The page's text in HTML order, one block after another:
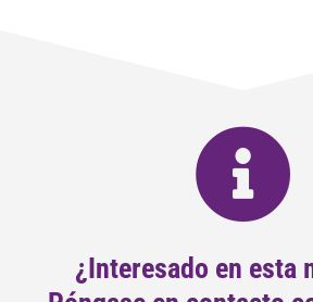
¿Interesado en esta